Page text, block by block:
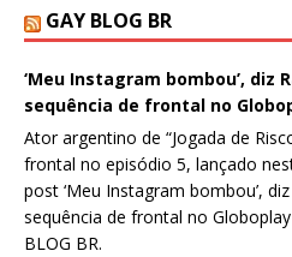
GAY BLOG BR
‘Meu Instagram bombou’, diz
sequência de frontal no
Ator argentino de “Jogada de
frontal no episódio 5, lançado
post ‘Meu Instagram bombou’,
sequência de frontal no
BLOG BR.